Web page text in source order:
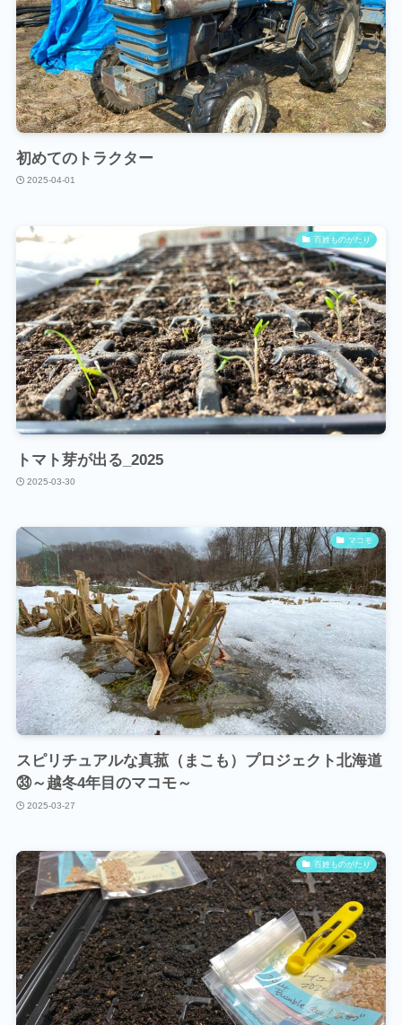
初めてのトラクター
2025-04-01
百姓ものがたり
トマト芽が出る_2025
2025-03-30
マコモ
スピリチュアルな真菰（まこも）プロジェクト北海道
㉝～越冬4年目のマコモ～
2025-03-27
百姓ものがたり